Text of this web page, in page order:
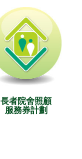
長者院舍照顧
服務券計劃